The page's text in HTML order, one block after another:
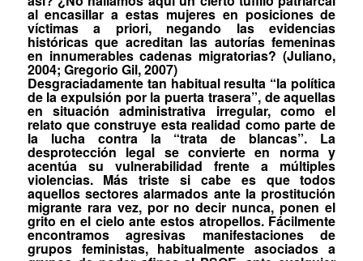
al encasillar a estas mujeres en posiciones de
víctimasa priori, negando las evidencias
históricas que acreditan las autorías femeninas
en innumerables cadenas migratorias? (Juliano,
2004; Gregorio Gil, 2007)
Desgraciadamente tan habitual resulta “la política
de la expulsión por la puerta trasera”, de aquellas
en situación administrativa irregular, como el
relato que construye esta realidad como parte de
la lucha contra la “trata de blancas”. La
desprotección legal se convierte en norma y
acentúa su vulnerabilidad frente a múltiples
violencias. Más triste si cabe es que todos
aquellos sectores alarmados ante la prostitución
migrante rara vez, por no decir nunca, ponen el
grito en el cielo ante estos atropellos. Fácilmente
encontramos agresivas manifestaciones de
grupos feministas, habitualmente asociados a